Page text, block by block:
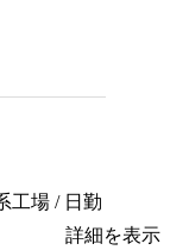
工場 / 日勤
詳細を表示